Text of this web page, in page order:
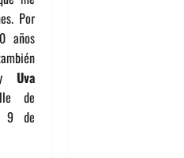
Por
años
Uva
de
9 de